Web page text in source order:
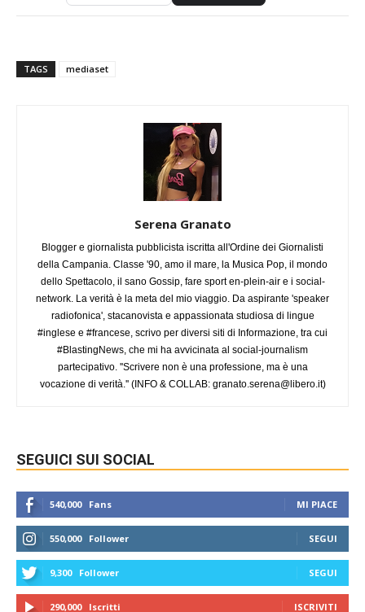
TAGS mediaset
Serena Granato
Blogger e giornalista pubblicista iscritta all'Ordine dei Giornalisti
della Campania. Classe '90, amo il mare, la Musica Pop, il mondo
dello Spettacolo, il sano Gossip, fare sport en-plein-air e i social-
network. La verità è la meta del mio viaggio. Da aspirante 'speaker
radiofonica', stacanovista e appassionata studiosa di lingue
#inglese e #francese, scrivo per diversi siti di Informazione, tra cui
#BlastingNews, che mi ha avvicinata al social-journalism
partecipativo. ''Scrivere non è una professione, ma è una
vocazione di verità.'' (INFO & COLLAB: granato.serena@libero.it)
SEGUICI SUI SOCIAL
540,000 Fans MI PIACE
550,000 Follower SEGUI
9,300 Follower SEGUI
290,000 Iscritti ISCRIVITI